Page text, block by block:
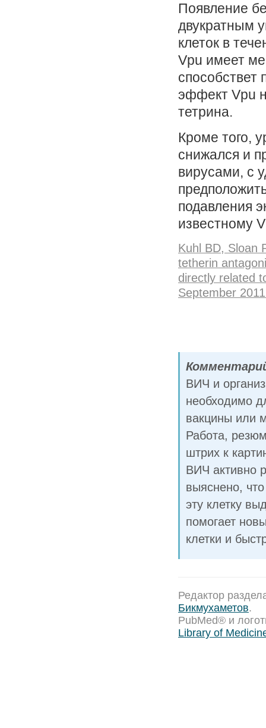
Появление
двукратным
клеток в
Vpu имеет
способствет
эффект Vpu
тетрина.
Кроме того,
снижался и
вирусами, с
подавления
известному
Kuhl BD, Sloan
tetherin
directly related
September
ВИЧ и
необходимо
вакцины или
Работа,
штрих к
ВИЧ активно
выяснено,
эту клетку
помогает
клетки и
Редактор
Бикмухаметов.
PubMed® и
Library of